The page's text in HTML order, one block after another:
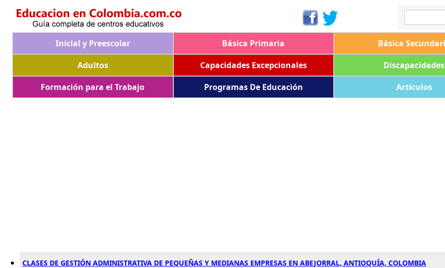
Inicial y Preescolar Básica Primaria
Básica
Adultos
Capacidades Excepcionales
Discapacidades
Formación para el Trabajo
Programas De Educación Artículos
CLASES DE GESTIÓN ADMINISTRATIVA DE PEQUEÑAS Y MEDIANAS EMPRESAS EN ABEJORRAL, ANTIOQUÍA, COLOMBIA